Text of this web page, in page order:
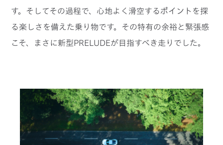
す。そしてその過程で、心地よく滑空するポイントを探
る楽しさを備えた乗り物です。その特有の余裕と緊張感
こそ、まさに新型PRELUDEが目指すべき走りでした。